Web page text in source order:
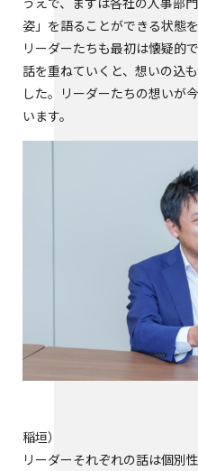
姿」を語ることができる状態
リーダーたちも最初は懐疑的
話を重ねていくと、想いの込
した。リーダーたちの想いが
います。
稲垣
リーダーそれぞれの話は個別性